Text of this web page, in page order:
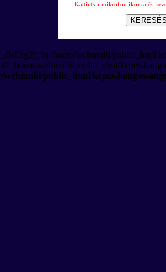
Kattints a mikrofon ikonra és
KERESÉS
in /home/webmulti/public_html/
/home/webmulti/public_html/kepes-
webmulti/public_html/kepes-hangos-